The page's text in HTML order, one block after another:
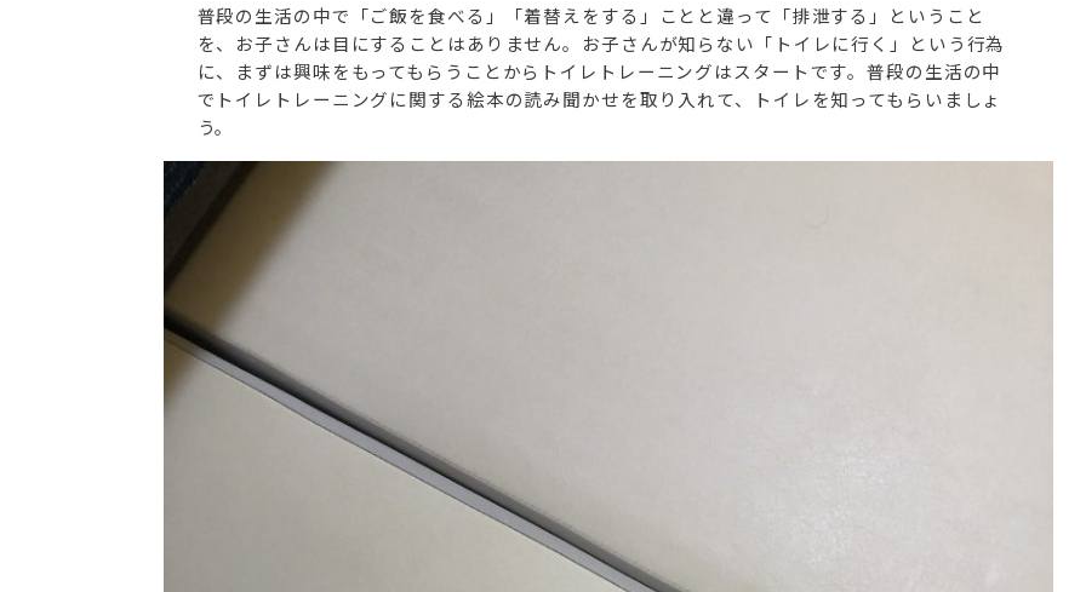
普段の生活の中で「ご飯を食べる」「着替えをする」ことと違って「排泄する」ということ
を、お子さんは目にすることはありません。お子さんが知らない「トイレに行く」という行為
に、まずは興味をもってもらうことからトイレトレーニングはスタートです。普段の生活の中
でトイレトレーニングに関する絵本の読み聞かせを取り入れて、トイレを知ってもらいましょ
う。